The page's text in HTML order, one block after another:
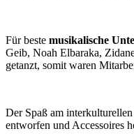
Für beste musikalische
Geib, Noah Elbaraka,
getanzt, somit waren
Der Spaß am
entworfen und Accessoires